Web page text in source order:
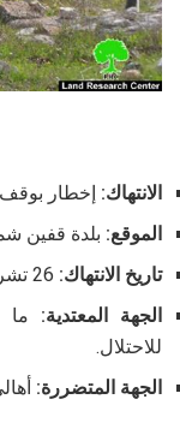
الانتهاك: إخطار بوقف
الموقع: بلدة قفين
تاريخ الانتهاك:
الجهة المعتدية: ما
للاحتلال.
الجهة المتضررة: